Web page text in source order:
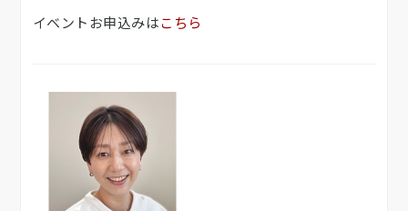
イベントお申込みはこちら